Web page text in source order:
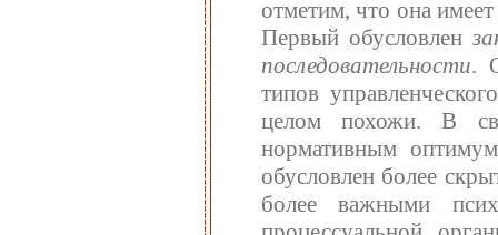
отметим, что она
Первый обусловлен
последовательности.
типов
целом похожи. В
нормативным
обусловлен более
более важными